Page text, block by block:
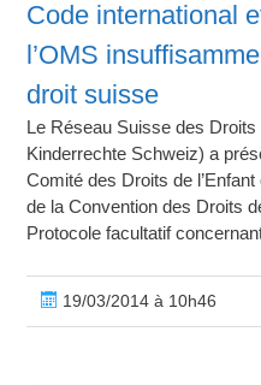
Code international
l’OMS
droit suisse
Le Réseau Suisse des Droits
Kinderrechte Schweiz) a
Comité des Droits de
de la Convention des Droits
Protocole facultatif
19/03/2014 à 10h46